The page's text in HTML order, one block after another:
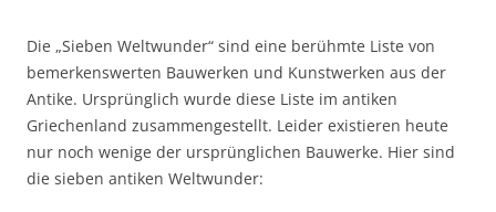
Die „Sieben Weltwunder“ sind eine berühmte Liste von
bemerkenswerten Bauwerken und Kunstwerken aus der
Antike. Ursprünglich wurde diese Liste im antiken
Griechenland zusammengestellt. Leider existieren heute
nur noch wenige der ursprünglichen Bauwerke. Hier sind
die sieben antiken Weltwunder: